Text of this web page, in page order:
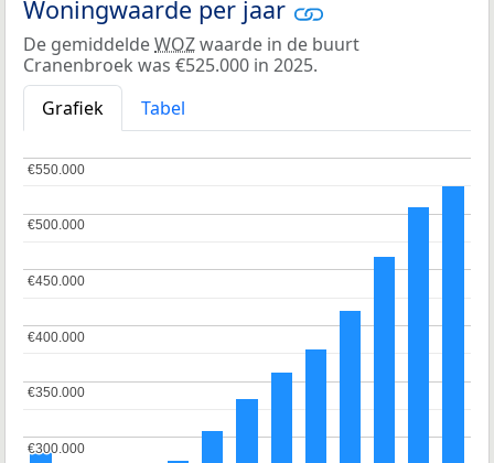
Woningwaarde per jaar
De gemiddeldeWOZwaarde in de buurt
Cranenbroek was €525.000 in 2025.
Grafiek
Tabel
€300.000
€300.000
€350.000
€350.000
€400.000
€400.000
€450.000
€450.000
€500.000
€500.000
€550.000
€550.000